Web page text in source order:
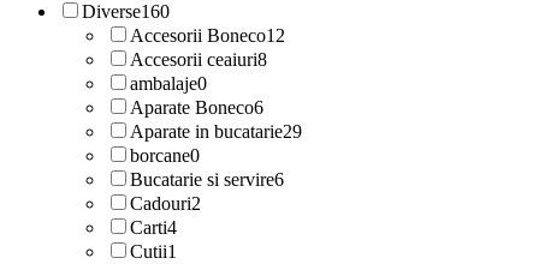
Diverse160
Accesorii Boneco12
Accesorii ceaiuri8
ambalaje0
Aparate Boneco6
Aparate in bucatarie29
borcane0
Bucatarie si servire6
Cadouri2
Carti4
Cutii1